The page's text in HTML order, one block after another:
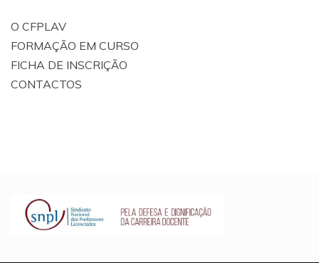
O CFPLAV
FORMAÇÃO EM CURSO
FICHA DE INSCRIÇÃO
CONTACTOS